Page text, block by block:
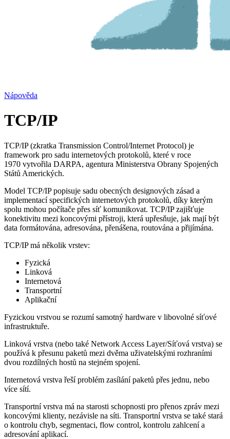
Nápověda
TCP/IP
TCP/IP (zkratka Transmission Control/Internet Protocol) je
framework pro sadu internetových protokolů, které v roce
1970 vytvořila DARPA, agentura Ministerstva Obrany Spojených
Států Amerických.
Model TCP/IP popisuje sadu obecných designových zásad a
implementací specifických internetových protokolů, díky kterým
spolu mohou počítače přes síť komunikovat. TCP/IP zajišťuje
konektivitu mezi koncovými přístroji, která upřesňuje, jak mají být
data formátována, adresována, přenášena, routována a přijímána.
TCP/IP má několik vrstev:
Fyzická
Linková
Internetová
Transportní
Aplikační
Fyzickou vrstvou se rozumí samotný hardware v libovolné síťové
infrastruktuře.
Linková vrstva (nebo také Network Access Layer/Síťová vrstva) se
používá k přesunu paketů mezi dvěma uživatelskými rozhraními
dvou rozdílných hostů na stejném spojení.
Internetová vrstva řeší problém zasílání paketů přes jednu, nebo
více sítí.
Transportní vrstva má na starosti schopnosti pro přenos zpráv mezi
koncovými klienty, nezávisle na síti. Transportní vrstva se také stará
o kontrolu chyb, segmentaci, flow control, kontrolu zahlcení a
adresování aplikací.